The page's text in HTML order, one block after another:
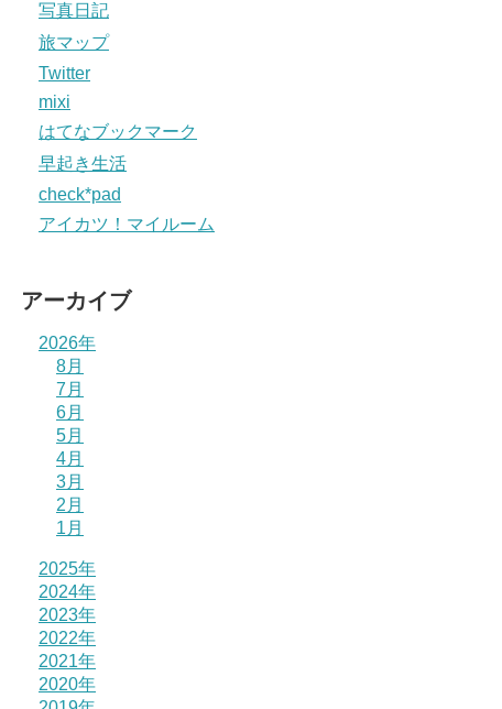
写真日記
旅マップ
Twitter
mixi
はてなブックマーク
早起き生活
check*pad
アイカツ！マイルーム
アーカイブ
2026年
8月
7月
6月
5月
4月
3月
2月
1月
2025年
2024年
2023年
2022年
2021年
2020年